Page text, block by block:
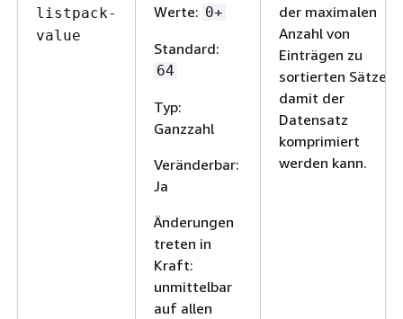
listpack-
value
Werte: 0+
Standard:
64
Typ:
Ganzzahl
Veränderbar:
Ja
Änderungen
treten in
Kraft:
unmittelbar
auf allen
der maximalen
Anzahl von
Einträgen zu
sortierten Sätzen,
damit der
Datensatz
komprimiert
werden kann.